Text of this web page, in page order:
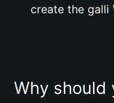
create the galli
Why should